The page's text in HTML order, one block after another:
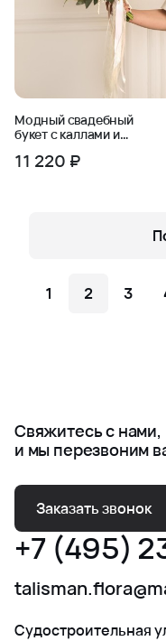
Модный свадебный
букет с каллами и
11 220 ₽
1 2 3
Свяжитесь с нами,
и мы перезвоним
Заказать звонок
+7 (495)
Судостроительная